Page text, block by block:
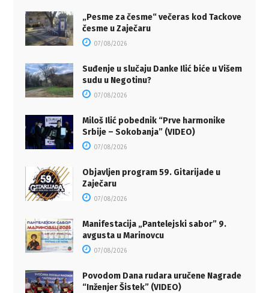
„Pesme za česme“ večeras kod Tackove
česme u Zaječaru
07/08/2026
Suđenje u slučaju Danke Ilić biće u Višem
sudu u Negotinu?
07/08/2026
Miloš Ilić pobednik “Prve harmonike
Srbije – Sokobanja” (VIDEO)
07/08/2026
Objavljen program 59. Gitarijade u
Zaječaru
07/08/2026
Manifestacija „Pantelejski sabor” 9.
avgusta u Marinovcu
07/08/2026
Povodom Dana rudara uručene Nagrade
“Inženjer Šistek” (VIDEO)